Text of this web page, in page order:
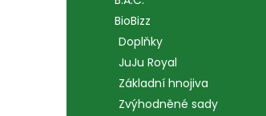
BioBizz
Doplňky
JuJu Royal
Základní hnojiva
Zvýhodněné sady